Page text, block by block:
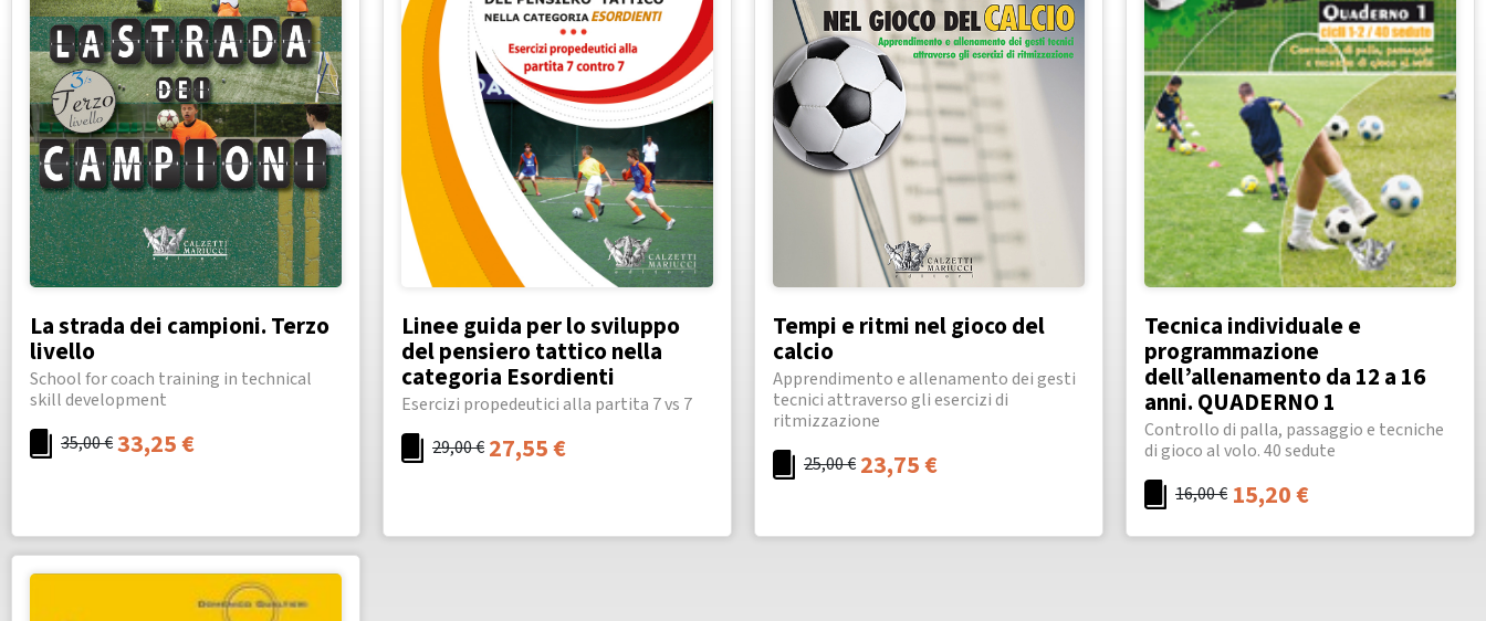
La strada dei campioni. Terzo
livello
School for coach training in technical
skill development
35,00€33,25€
Linee guida per lo sviluppo
del pensiero tattico nella
categoria Esordienti
Esercizi propedeutici alla partita 7 vs 7
29,00€ 27,55€
Tempi e ritmi nel gioco del
calcio
Apprendimento e allenamento dei gesti
tecnici attraverso gli esercizi di
ritmizzazione
25,00€ 23,75€
Tecnica individuale e
programmazione
dell’allenamento da 12 a 16
anni. QUADERNO 1
Controllo di palla, passaggio e tecniche
di gioco al volo. 40 sedute
16,00€ 15,20€